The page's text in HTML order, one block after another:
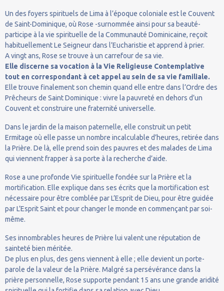
Un des foyers spirituels de Lima à l’époque coloniale est le Couvent
de Saint-Dominique, où Rose -surnommée ainsi pour sa beauté-
participe à la vie spirituelle de la Communauté Dominicaine, reçoit
habituellement Le Seigneur dans l’Eucharistie et apprend à prier.
A vingt ans, Rose se trouve à un carrefour de sa vie.
Elle discerne sa vocation à la Vie Religieuse Contemplative
tout en correspondant à cet appel au sein de sa vie familiale.
Elle trouve finalement son chemin quand elle entre dans l’Ordre des
Prêcheurs de Saint Dominique : vivre la pauvreté en dehors d’un
Couvent et construire une fraternité universelle.
Dans le jardin de la maison paternelle, elle construit un petit
Ermitage où elle passe un nombre incalculable d’heures, retirée dans
la Prière. De là, elle prend soin des pauvres et des malades de Lima
qui viennent frapper à sa porte à la recherche d’aide.
Rose a une profonde Vie spirituelle fondée sur la Prière et la
mortification. Elle explique dans ses écrits que la mortification est
nécessaire pour être comblée par L’Esprit de Dieu, pour être guidée
par L’Esprit Saint et pour changer le monde en commençant par soi-
même.
Ses innombrables heures de Prière lui valent une réputation de
sainteté bien méritée.
De plus en plus, des gens viennent à elle ; elle devient un porte-
parole de la valeur de la Prière. Malgré sa persévérance dans la
prière personnelle, Rose supporte pendant 15 ans une grande aridité